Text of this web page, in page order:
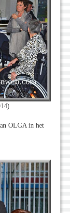
OLGA in het